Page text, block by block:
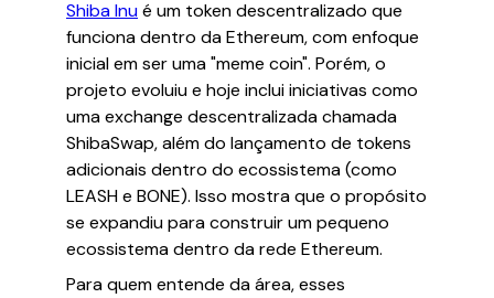
Shiba Inué um token descentralizado que
funciona dentro da Ethereum, com enfoque
inicial em ser uma "meme coin". Porém, o
projeto evoluiu e hoje inclui iniciativas como
uma exchange descentralizada chamada
ShibaSwap, além do lançamento de tokens
adicionais dentro do ecossistema (como
LEASH e BONE). Isso mostra que o propósito
se expandiu para construir um pequeno
ecossistema dentro da rede Ethereum.
Para quem entende da área, esses